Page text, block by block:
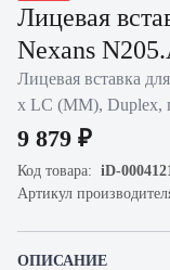
Лицевая
Nexans
Лицевая вставка
х LC (MM), Duplex,
9 879 ₽
Код товара: iD-
Артикул
ОПИСАНИЕ